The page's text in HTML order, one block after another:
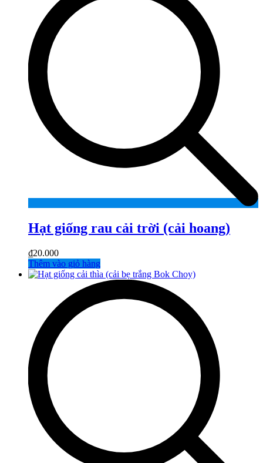
Hạt giống rau cải trời (cải hoang)
₫20.000
Thêm vào giỏ hàng